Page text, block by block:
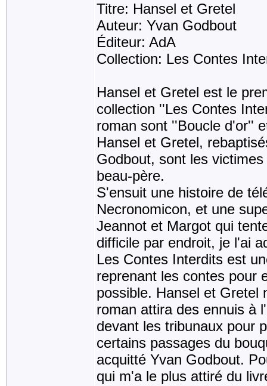
Titre: Hansel et Gretel
Auteur: Yvan Godbout
Éditeur: AdA
Collection: Les Contes
Hansel et Gretel est le
collection ''Les Contes
roman sont ''Boucle d'or''
Hansel et Gretel,
Godbout, sont les
beau-père.
S'ensuit une histoire de
Necronomicon, et une
Jeannot et Margot qui
difficile par endroit, je l'ai
Les Contes Interdits est
reprenant les contes pour
possible. Hansel et Gretel
roman attira des ennuis à
devant les tribunaux pour
certains passages du
acquitté Yvan Godbout.
qui m'a le plus attiré du